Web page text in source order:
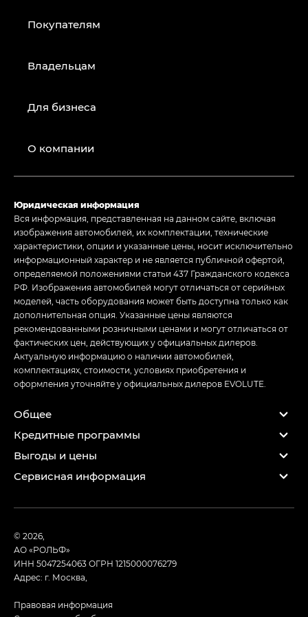
Покупателям
Владельцам
Для бизнеса
О компании
Юридическая информация
Вся информация, представленная на данном сайте, включая
изображения автомобилей, их комплектации, технические
характеристики, опции и указанные цены, носит исключительно
информационный характер и не является публичной офертой,
определяемой положениями статьи 437 Гражданского кодекса
РФ. Изображения автомобилей могут отличаться от серийных
моделей, часть оборудования может быть доступна только как
дополнительная опция. Указанные цены являются
рекомендованными розничными ценами и могут отличаться от
фактических цен, действующих у официальных дилеров.
Актуальную информацию о наличии автомобилей,
комплектациях, стоимости, условиях приобретения и
оформления уточняйте у официальных дилеров EVOLUTE.
Общее
Кредитные программы
Выгоды и цены
Сервисная информация
© 2026,
АО «РОЛЬФ»
ИНН 5047254063ОГРН 1215000076279
Адрес: г. Москва,
Правовая информация